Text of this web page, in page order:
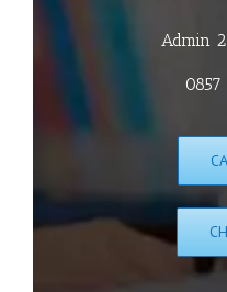
Admin
0857